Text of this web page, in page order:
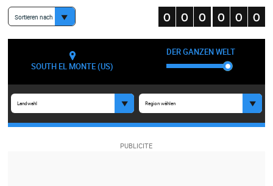
Sortieren nach
SOUTH EL MONTE (US)
DER GANZEN WELT
Landwahl Region wählen